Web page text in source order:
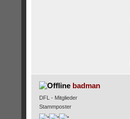
badman
DFL - Mitglieder
Stammposter